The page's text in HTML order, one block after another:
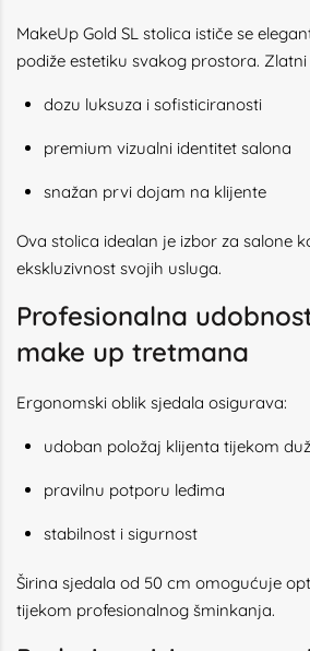
MakeUp Gold SL stolica ističe se
podiže estetiku svakog prostora. Zlatni
dozu luksuza i sofisticiranosti
premium vizualni identitet salona
snažan prvi dojam na klijente
Ova stolica idealan je izbor za salone
ekskluzivnost svojih usluga.
Profesionalna
make up tretmana
Ergonomski oblik sjedala osigurava:
udoban položaj klijenta tijekom
pravilnu potporu leđima
stabilnost i sigurnost
Širina sjedala od 50 cm omogućuje
tijekom profesionalnog šminkanja.